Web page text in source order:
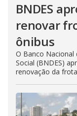
BNDES
renovar
ônibus
O Banco Nacional
Social (BNDES)
renovação da